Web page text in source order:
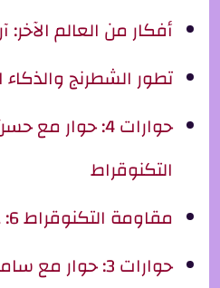
أفكار من العالم الآخر:
تطور الشطرنج
حوارات 4: حوار
التكنوقراط
مقاومة التكنوقراط 6: دروس الثورة الكندية
حوارات 3: حوار